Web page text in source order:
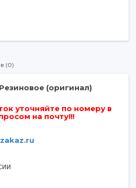
(0)
(оригинал)
уточняйте по номеру в
на почту!!!